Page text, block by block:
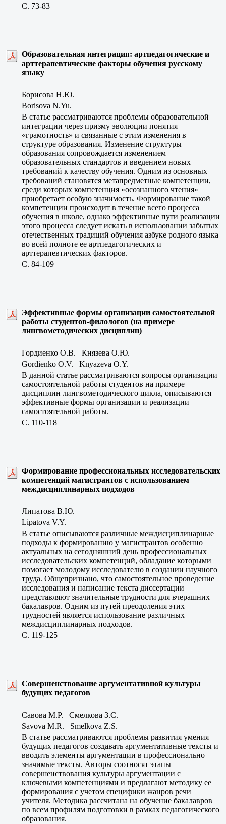
C. 73-83
Образовательная интеграция: артпедагогические и
арттерапевтические факторы обучения русскому
языку
Борисова Н.Ю.
Borisova N.Yu.
В статье рассматриваются проблемы образовательной
интеграции через призму эволюции понятия
«грамотность» и связанные с этим изменения в
структуре образования. Изменение структуры
образования сопровождается изменением
образовательных стандартов и введением новых
требований к качеству обучения. Одним из основных
требований становятся метапредметные компетенции,
среди которых компетенция «осознанного чтения»
приобретает особую значимость. Формирование такой
компетенции происходит в течение всего процесса
обучения в школе, однако эффективные пути реализации
этого процесса следует искать в использовании забытых
отечественных традиций обучения азбуке родного языка
во всей полноте ее артпедагогических и
арттерапевтических факторов.
C. 84-109
Эффективные формы организации самостоятельной
работы студентов-филологов (на примере
лингвометодических дисциплин)
Гордиенко О.В. Князева О.Ю.
Gordienko O.V. Knyazeva O.Y.
В данной статье рассматриваются вопросы организации
самостоятельной работы студентов на примере
дисциплин лингвометодического цикла, описываются
эффективные формы организации и реализации
самостоятельной работы.
C. 110-118
Формирование профессиональных исследовательских
компетенций магистрантов с использованием
междисциплинарных подходов
Липатова В.Ю.
Lipatova V.Y.
В статье описываются различные междисциплинарные
подходы к формированию у магистрантов особенно
актуальных на сегодняшний день профессиональных
исследовательских компетенций, обладание которыми
помогает молодому исследователю в создании научного
труда. Общепризнано, что самостоятельное проведение
исследования и написание текста диссертации
представляют значительные трудности для вчерашних
бакалавров. Одним из путей преодоления этих
трудностей является использование различных
междисциплинарных подходов.
C. 119-125
Совершенствование аргументативной культуры
будущих педагогов
Савова М.Р. Смелкова З.С.
Savova M.R. Smelkova Z.S.
В статье рассматриваются проблемы развития умения
будущих педагогов создавать аргументативные тексты и
вводить элементы аргументации в профессионально
значимые тексты. Авторы соотносят этапы
совершенствования культуры аргументации с
ключевыми компетенциями и предлагают методику ее
формирования с учетом специфики жанров речи
учителя. Методика рассчитана на обучение бакалавров
по всем профилям подготовки в рамках педагогического
образования.